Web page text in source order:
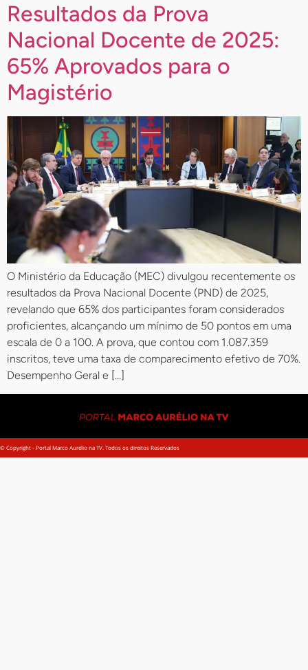
Resultados da Prova
Nacional Docente de 2025:
65% Aprovados para o
Magistério
O Ministério da Educação (MEC) divulgou recentemente os
resultados da Prova Nacional Docente (PND) de 2025,
revelando que 65% dos participantes foram considerados
proficientes, alcançando um mínimo de 50 pontos em uma
escala de 0 a 100. A prova, que contou com 1.087.359
inscritos, teve uma taxa de comparecimento efetivo de 70%.
Desempenho Geral e […]
© Copyright - Portal Marco Aurélio na TV. Todos os direitos Reservados